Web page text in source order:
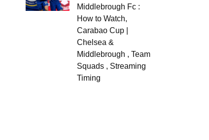
Middlebrough Fc :
How to Watch,
Carabao Cup |
Chelsea &
Middlebrough , Team
Squads , Streaming
Timing